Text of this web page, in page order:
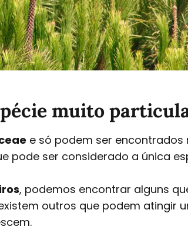
muito
e só podem ser
pode ser considerado a única
, podemos encontrar alguns
outros que podem atingir